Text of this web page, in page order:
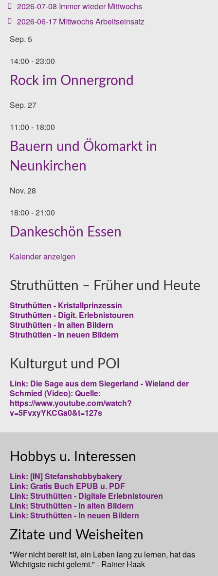
2026-07-08 Immer wieder Mittwochs
2026-06-17 Mittwochs Arbeitseinsatz
Sep. 5
14:00 -23:00
Rock im Onnergrond
Sep. 27
11:00 - 18:00
Bauern und Ökomarkt in
Neunkirchen
Nov. 28
18:00 -21:00
Dankeschön Essen
Kalender anzeigen
Struthütten – Früher und Heute
Struthütten - Kristallprinzessin
Struthütten - Digit. Erlebnistouren
Struthütten - In alten Bildern
Struthütten - In neuen Bildern
Kulturgut und POI
Link: Die Sage aus dem Siegerland - Wieland der
Schmied (Video): Quelle:
https://www.youtube.com/watch?
v=5FvxyYKCGa0&t=127s
Hobbys u. Interessen
Link: [IN] Stefanshobbybakery
Link: Gratis Buch EPUB u. PDF
Link: Struthütten - Digitale Erlebnistouren
Link: Struthütten - In alten Bildern
Link: Struthütten - In neuen Bildern
Zitate und Weisheiten
"Wer nicht bereit ist, ein Leben lang zu lernen, hat das
Wichtigste nicht gelernt." - Rainer Haak